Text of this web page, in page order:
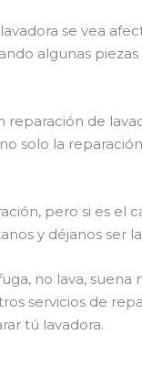
se vea
algunas
de
solo la
pero si es el
y déjanos ser
no lava, suena
servicios de
tú lavadora.